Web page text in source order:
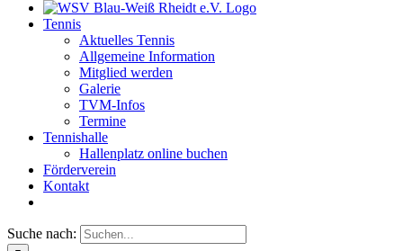
Tennis
Aktuelles Tennis
Allgemeine Information
Mitglied werden
Galerie
TVM-Infos
Termine
Tennishalle
Hallenplatz online buchen
Förderverein
Kontakt
Suche nach: